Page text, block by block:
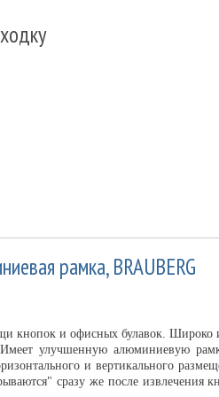
рамка, BRAUBERG
кнопок и офисных булавок. Широко
Имеет улучшенную алюминиевую
и вертикального
сразу же после извлечения